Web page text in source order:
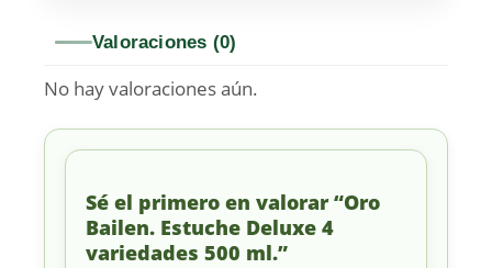
Valoraciones (0)
No hay valoraciones aún.
Sé el primero en valorar “Oro
Bailen. Estuche Deluxe 4
variedades 500 ml.”